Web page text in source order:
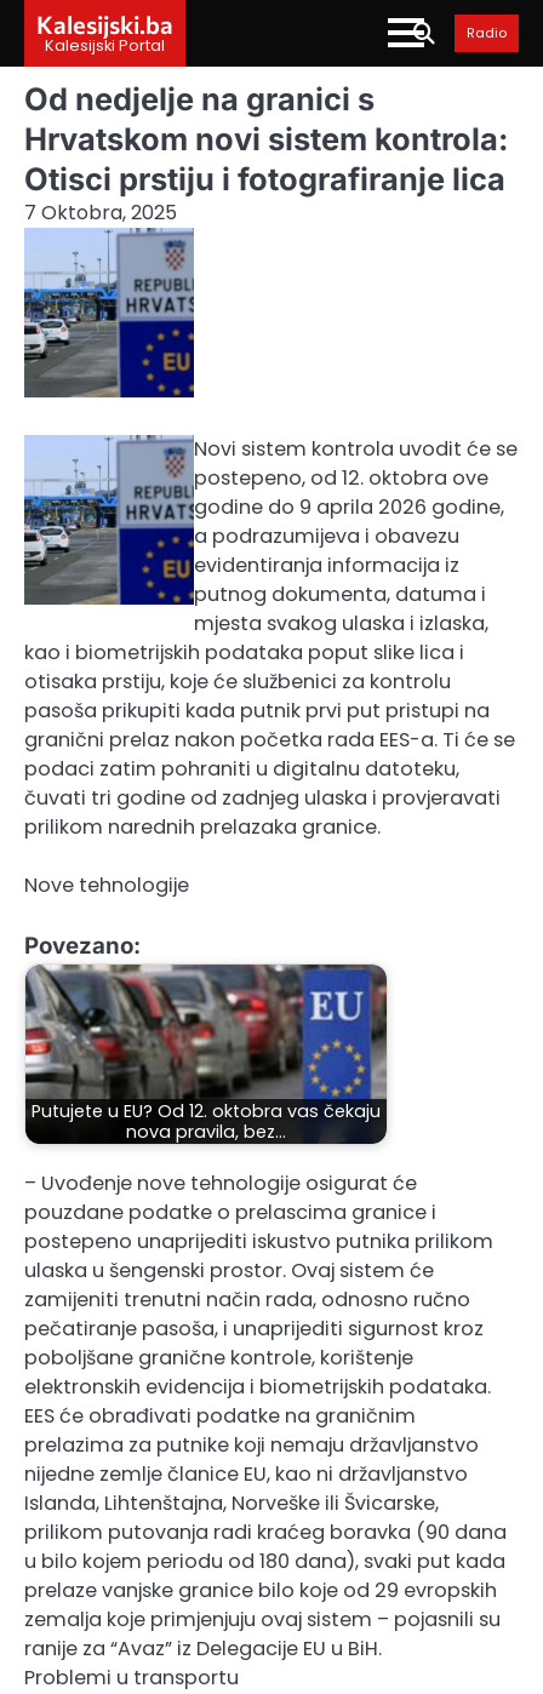
content
Kalesijski.ba
Kalesijski Portal
Radio
Od nedjelje na granici s
Hrvatskom novi sistem kontrola:
Otisci prstiju i fotografiranje lica
7 Oktobra, 2025
Novi sistem kontrola uvodit će se
postepeno, od 12. oktobra ove
godine do 9 aprila 2026 godine,
a podrazumijeva i obavezu
evidentiranja informacija iz
putnog dokumenta, datuma i
mjesta svakog ulaska i izlaska,
kao i biometrijskih podataka poput slike lica i
otisaka prstiju, koje će službenici za kontrolu
pasoša prikupiti kada putnik prvi put pristupi na
granični prelaz nakon početka rada EES-a. Ti će se
podaci zatim pohraniti u digitalnu datoteku,
čuvati tri godine od zadnjeg ulaska i provjeravati
prilikom narednih prelazaka granice.
Nove tehnologije
Povezano:
Putujete u EU? Od 12. oktobra vas čekaju
nova pravila, bez…
– Uvođenje nove tehnologije osigurat će
pouzdane podatke o prelascima granice i
postepeno unaprijediti iskustvo putnika prilikom
ulaska u šengenski prostor. Ovaj sistem će
zamijeniti trenutni način rada, odnosno ručno
pečatiranje pasoša, i unaprijediti sigurnost kroz
poboljšane granične kontrole, korištenje
elektronskih evidencija i biometrijskih podataka.
EES će obrađivati podatke na graničnim
prelazima za putnike koji nemaju državljanstvo
nijedne zemlje članice EU, kao ni državljanstvo
Islanda, Lihtenštajna, Norveške ili Švicarske,
prilikom putovanja radi kraćeg boravka (90 dana
u bilo kojem periodu od 180 dana), svaki put kada
prelaze vanjske granice bilo koje od 29 evropskih
zemalja koje primjenjuju ovaj sistem – pojasnili su
ranije za “Avaz” iz Delegacije EU u BiH.
Problemi u transportu